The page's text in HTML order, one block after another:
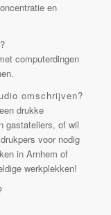
en
computerdingen
omschrijven?
drukke
gastateliers, of wil
voor nodig
in Arnhem of
werkplekken!